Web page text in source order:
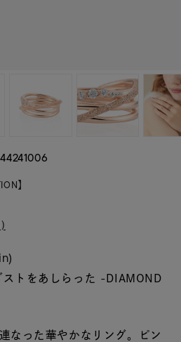
】
トをあしらった -DIAMOND
なった華やかなリング。ピン